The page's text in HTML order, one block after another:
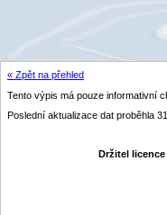
« Zpět na přehled
Tento výpis má pouze informativní
Poslední aktualizace dat proběhla
Držitel licence